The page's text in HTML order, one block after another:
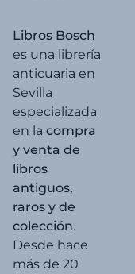
Libros Bosch
es una librería
anticuaria en
Sevilla
especializada
en la compra
y venta de
libros
antiguos,
raros y de
colección.
Desde hace
más de 20